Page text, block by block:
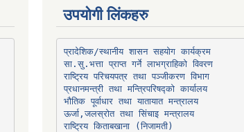
उपयोगी लिंकहरु
प्रादेशिक/स्थानीय शासन सहयोग कार्यक्रम
सा.सु.भत्ता प्राप्त गर्ने लाभग्राहिको विवरण
राष्ट्रिय परिचयपत्र तथा पञ्‍जीकरण विभाग
प्रधानमन्त्री तथा मन्त्रिपरिषद्को कार्यालय
भौतिक पूर्वाधार तथा यातायात मन्त्रालय
ऊर्जा,जलस्रोत तथा सिंचाइ मन्त्रालय